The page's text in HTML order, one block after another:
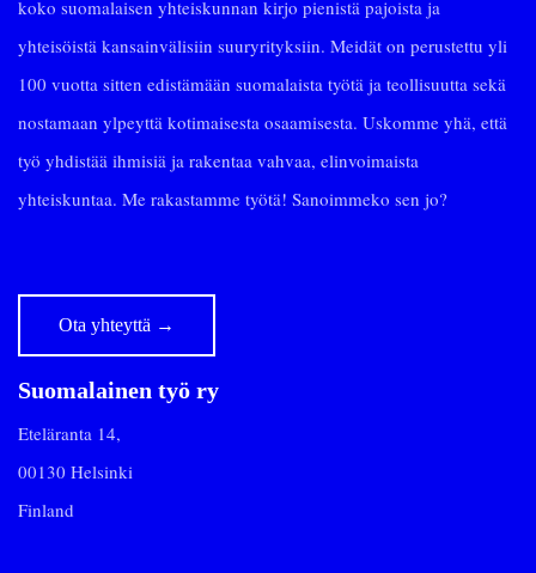
koko suomalaisen yhteiskunnan kirjo pienistä pajoista ja
yhteisöistä kansainvälisiin suuryrityksiin. Meidät on perustettu yli
100 vuotta sitten edistämään suomalaista työtä ja teollisuutta sekä
nostamaan ylpeyttä kotimaisesta osaamisesta. Uskomme yhä, että
työ yhdistää ihmisiä ja rakentaa vahvaa, elinvoimaista
yhteiskuntaa. Me rakastamme työtä! Sanoimmeko sen jo?
Ota yhteyttä →
Suomalainen työ ry
Eteläranta 14,
00130 Helsinki
Finland